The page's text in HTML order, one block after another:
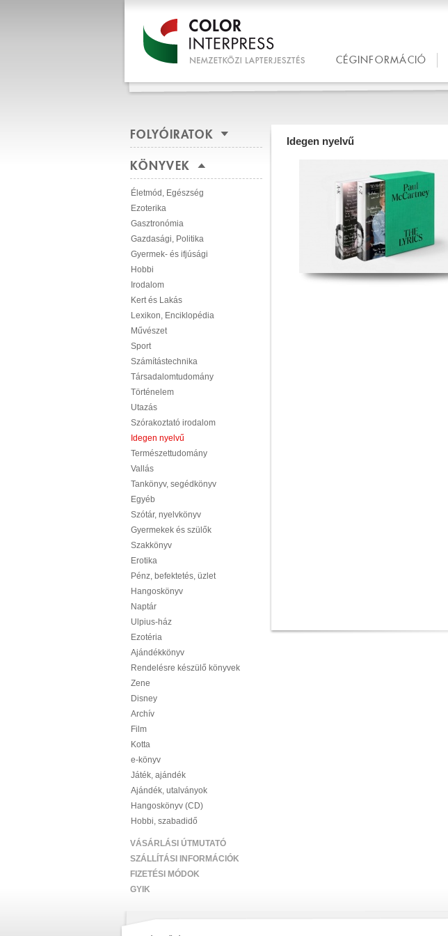
CÉGINFORMÁCIÓ
FOLYÓIRATOK
KÖNYVEK
Életmód, Egészség
Ezoterika
Gasztronómia
Gazdasági, Politika
Gyermek- és ifjúsági
Hobbi
Irodalom
Kert és Lakás
Lexikon, Enciklopédia
Művészet
Sport
Számítástechnika
Társadalomtudomány
Történelem
Utazás
Szórakoztató irodalom
Idegen nyelvű
Természettudomány
Vallás
Tankönyv, segédkönyv
Egyéb
Szótár, nyelvkönyv
Gyermekek és szülők
Szakkönyv
Erotika
Pénz, befektetés, üzlet
Hangoskönyv
Naptár
Ulpius-ház
Ezotéria
Ajándékkönyv
Rendelésre készülő könyvek
Zene
Disney
Archív
Film
Kotta
e-könyv
Játék, ajándék
Ajándék, utalványok
Hangoskönyv (CD)
Hobbi, szabadidő
VÁSÁRLÁSI ÚTMUTATÓ
SZÁLLÍTÁSI INFORMÁCIÓK
FIZETÉSI MÓDOK
GYIK
Idegen nyelvű